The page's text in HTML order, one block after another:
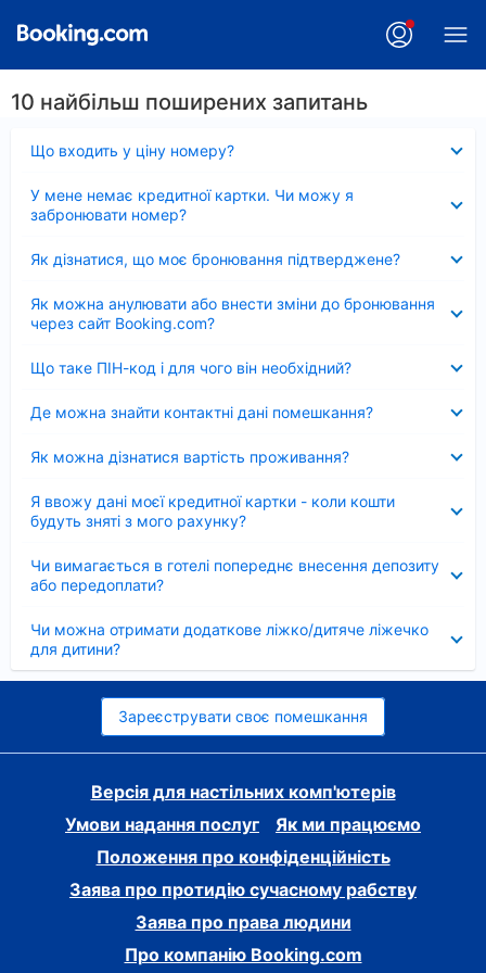
10 найбільш поширених запитань
Що входить у ціну номеру?
У мене немає кредитної картки. Чи можу я
забронювати номер?
Як дізнатися, що моє бронювання підтверджене?
Як можна анулювати або внести зміни до бронювання
через сайт Booking.com?
Що таке ПІН-код і для чого він необхідний?
Де можна знайти контактні дані помешкання?
Як можна дізнатися вартість проживання?
Я ввожу дані моєї кредитної картки - коли кошти
будуть зняті з мого рахунку?
Чи вимагається в готелі попереднє внесення депозиту
або передоплати?
Чи можна отримати додаткове ліжко/дитяче ліжечко
для дитини?
Зареєструвати своє помешкання
Версія для настільних комп'ютерів
Умови надання послуг
Як ми працюємо
Положення про конфіденційність
Заява про протидію сучасному рабству
Заява про права людини
Про компанію Booking.com